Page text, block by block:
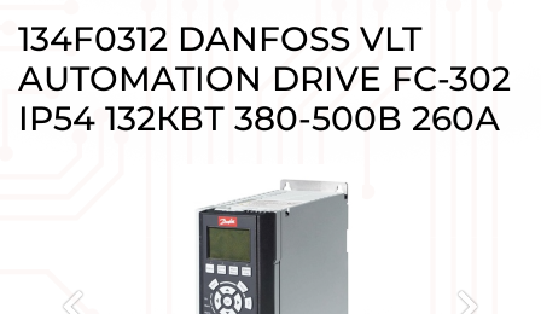
134F0312 DANFOSS VLT
AUTOMATION DRIVE FC-302
IP54 132КВТ 380-500В 260А